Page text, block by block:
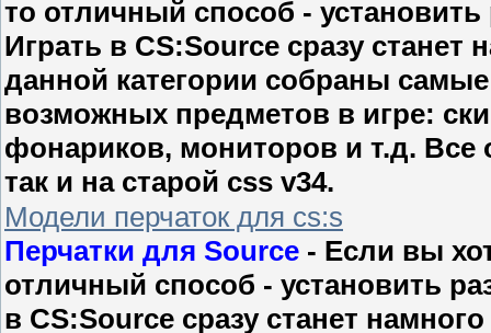
то отличный способ -
Играть в CS:Source сразу станет
данной категории собраны
возможных предметов в игре:
фонариков, мониторов и т.д. Все
так и на старой css v34.
Модели перчаток для cs:s
Перчатки для Source - Если вы
отличный способ - установить
в CS:Source сразу станет